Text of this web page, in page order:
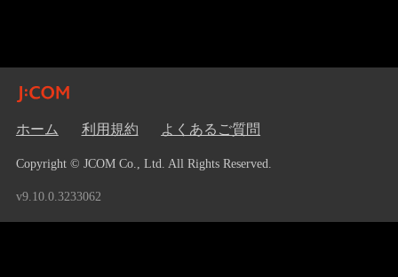
ホーム 利用規約 よくあるご質問
Copyright © JCOM Co., Ltd. All Rights Reserved.
v9.10.0.3233062